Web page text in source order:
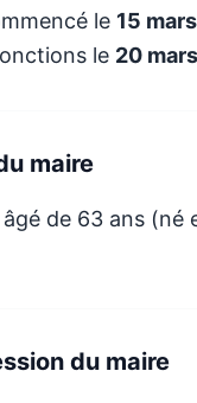
le 15
le 20
maire
de 63 ans (né
du maire